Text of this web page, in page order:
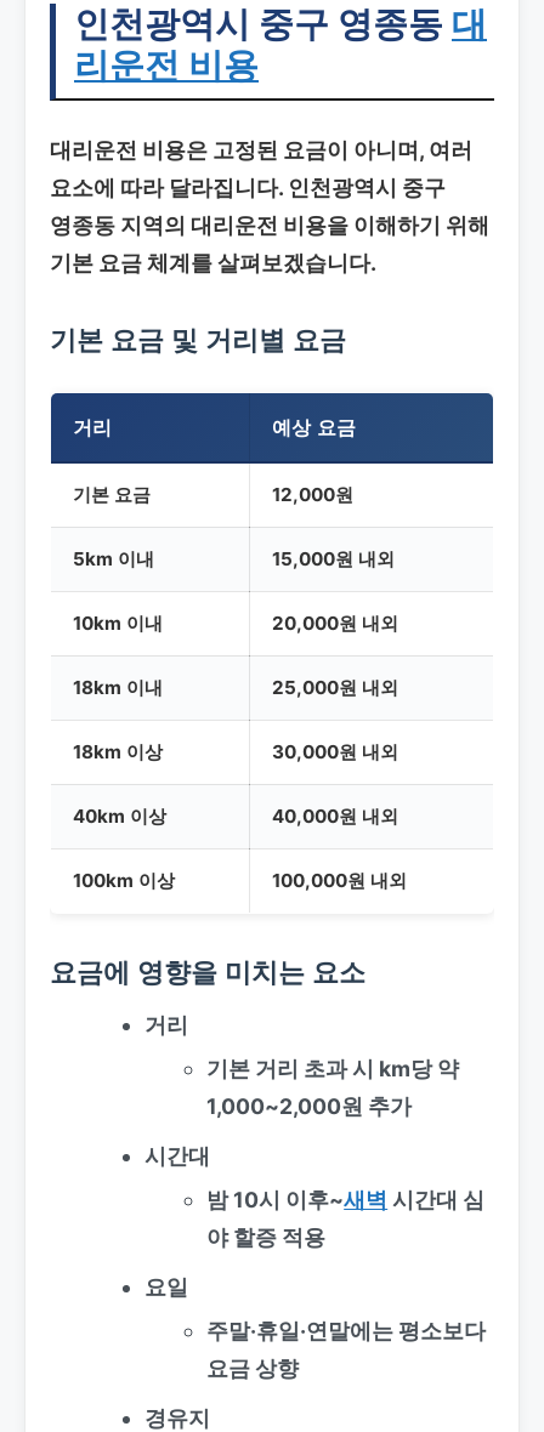
인천광역시 중구 영종동 대
리운전 비용
대리운전 비용은 고정된 요금이 아니며, 여러
요소에 따라 달라집니다. 인천광역시 중구
영종동 지역의 대리운전 비용을 이해하기 위해
기본 요금 체계를 살펴보겠습니다.
기본 요금 및 거리별 요금
거리 예상 요금
기본 요금 12,000원
5km 이내 15,000원 내외
10km 이내 20,000원 내외
18km 이내 25,000원 내외
18km 이상 30,000원 내외
40km 이상 40,000원 내외
100km 이상 100,000원 내외
요금에 영향을 미치는 요소
거리
기본 거리 초과 시 km당 약
1,000~2,000원 추가
시간대
밤 10시 이후~새벽 시간대 심
야 할증 적용
요일
주말·휴일·연말에는 평소보다
요금 상향
경유지